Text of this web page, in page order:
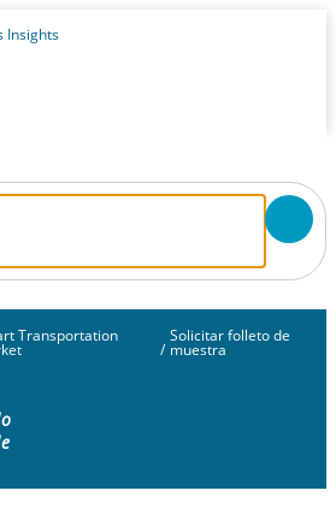
Transportation
/
Solicitar folleto de
muestra